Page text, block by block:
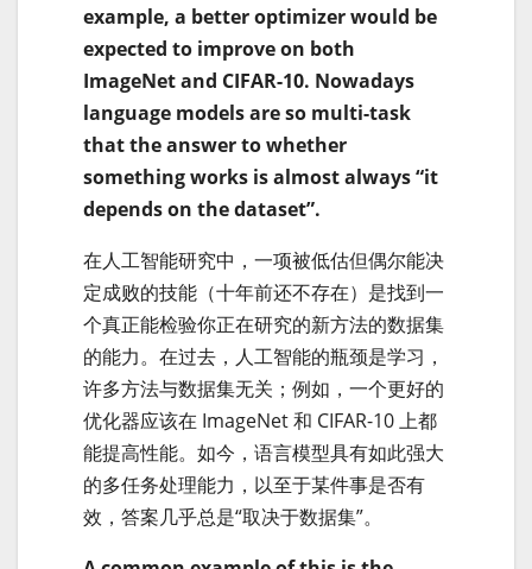
example, a better optimizer would be
expected to improve on both
ImageNet and CIFAR-10. Nowadays
language models are so multi-task
that the answer to whether
something works is almost always “it
depends on the dataset”.
在人工智能研究中，一项被低估但偶尔能决
定成败的技能（十年前还不存在）是找到一
个真正能检验你正在研究的新方法的数据集
的能力。在过去，人工智能的瓶颈是学习，
许多方法与数据集无关；例如，一个更好的
优化器应该在 ImageNet 和 CIFAR-10 上都
能提高性能。如今，语言模型具有如此强大
的多任务处理能力，以至于某件事是否有
效，答案几乎总是“取决于数据集”。